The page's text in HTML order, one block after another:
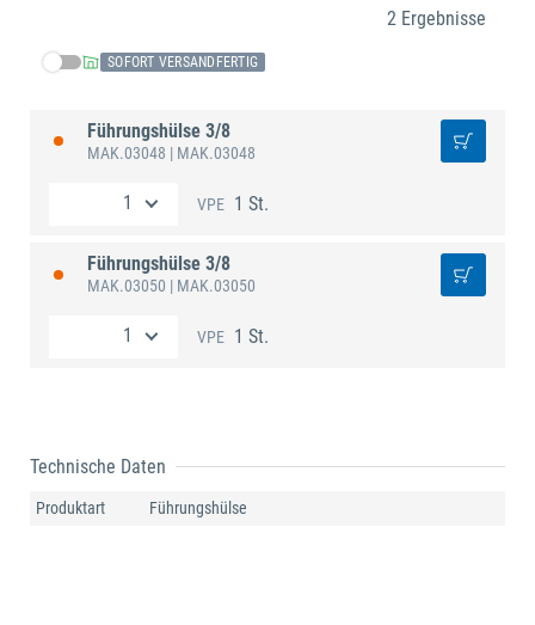
2 Ergebnisse
SOFORT VERSANDFERTIG
Führungshülse 3/8
MAK.03048 | MAK.03048
VPE 1 St.
Führungshülse 3/8
MAK.03050 | MAK.03050
VPE 1 St.
Technische Daten
Produktart Führungshülse